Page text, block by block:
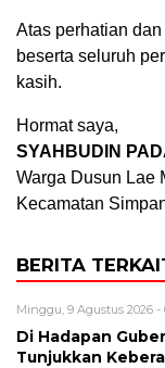
Atas perhatian
beserta seluruh
kasih.
Hormat saya,
SYAHBUDIN
Warga Dusun Lae
Kecamatan
BERITA
Minggu, 9 Agustus 2026 -
Di Hadapan
Tunjukkan